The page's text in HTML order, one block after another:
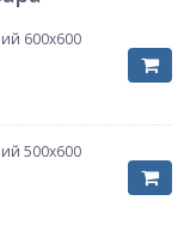
600х600
500х600